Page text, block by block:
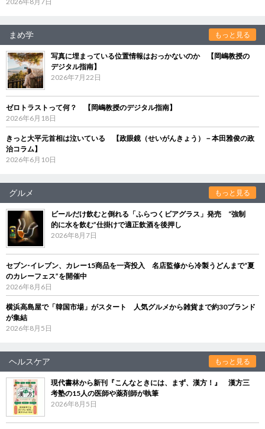
まめ学 もっと見る
写真に埋まっている位置情報はおっかないのか 【岡嶋教授の
デジタル指南】
2026年7月22日
ゼロトラストって何？ 【岡嶋教授のデジタル指南】
2026年6月18日
きっと大平元首相は泣いている 【政眼鏡（せいがんきょう）－本田雅俊の政
治コラム】
2026年6月10日
グルメ もっと見る
ビールだけ飲むと倒れる「ふらつくビアグラス」発売 “強制
的に水を飲む”仕掛けで適正飲酒を後押し
2026年8月7日
セブン‐イレブン、カレー15商品を一斉投入 名店監修から冷製うどんまで“夏
のカレーフェス”を開催中
2026年8月6日
横浜高島屋で「韓国市場」がスタート 人気グルメから雑貨まで約30ブランド
が集結
2026年8月5日
ヘルスケア もっと見る
現代書林から新刊『こんなときには、まず、漢方！』 漢方三
考塾の15人の医師や薬剤師が執筆
2026年8月5日